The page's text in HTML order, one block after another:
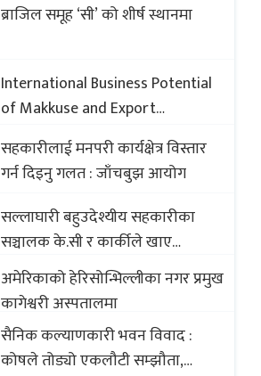
ब्राजिल समूह ‘सी’ को शीर्ष स्थानमा
International Business Potential
of Makkuse and Export
Opportunities of Nepali Sweets
with Global Comparison to
Baklava
सहकारीलाई मनपरी कार्यक्षेत्र विस्तार
गर्न दिइनु गलत : जाँचबुझ आयोग
सल्लाघारी बहुउदेश्यीय सहकारीका
सञ्चालक के.सी र कार्कीले खाए
सदस्यको करोडौं बचत
अमेरिकाको हेरिसोन्भिल्लीका नगर प्रमुख
कागेश्वरी अस्पतालमा
सैनिक कल्याणकारी भवन विवाद :
कोषले तोड्यो एकलौटी सम्झौता,